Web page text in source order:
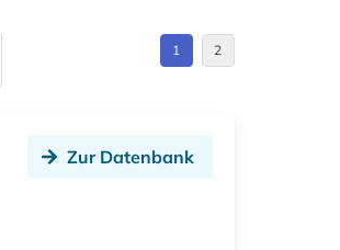
1 2
Zur Datenbank